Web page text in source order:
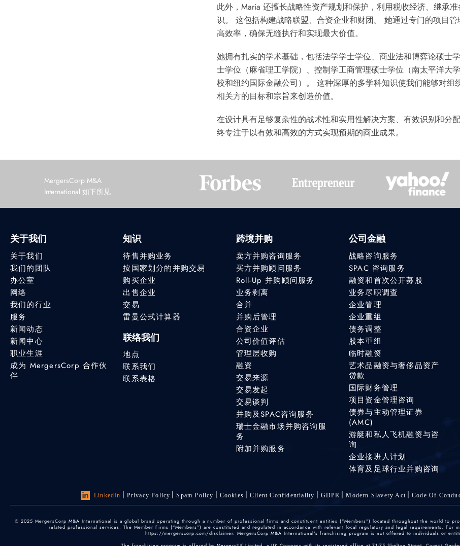
此外，Maria 还擅长战略性资产规划和保护，利用税收经济、继承
识。 这包括构建战略联盟、合资企业和财团。 她通过专门的项目
高效率，确保无缝执行和实现最大价值。
她拥有扎实的学术基础，包括法学学士学位、商业法和博弈论硕士
士学位（麻省理工学院）、控制学工商管理硕士学位（南太平洋大
校和纽约国际金融公司）。 这种深厚的多学科知识使我们能够对
相关方的目标和宗旨来创造价值。
在设计具有足够复杂性的战术性和实用性解决方案、有效识别和分
终专注于以有效和高效的方式实现预期的商业成果。
MergersCorp M&A
International 如下所见
关于我们
关于我们
我们的团队
办公室
网络
我们的行业
服务
新闻动态
新闻中心
职业生涯
成为 MergersCorp 合作伙
伴
知识
待售并购业务
按国家划分的并购交易
购买企业
出售企业
交易
雷曼公式计算器
联络我们
地点
联系我们
联系表格
跨境并购
卖方并购咨询服务
买方并购顾问服务
Roll-Up 并购顾问服务
业务剥离
合并
并购后管理
合资企业
公司价值评估
管理层收购
融资
交易来源
交易发起
交易谈判
并购及SPAC咨询服务
瑞士金融市场并购咨询服
务
附加并购服务
公司金融
战略咨询服务
SPAC 咨询服务
融资和首次公开募股
业务尽职调查
企业管理
企业重组
债务调整
股本重组
临时融资
艺术品融资与奢侈品资产
贷款
国际财务管理
项目资金管理咨询
债券与主动管理证券
(AMC)
游艇和私人飞机融资与咨
询
企业接班人计划
体育及足球行业并购咨询
LinkedIn Privacy Policy Spam Policy Cookies Client Confidentiality GDPR Modern Slavery Act Code Of
© 2025 MergersCorp M&A International is a global brand operating through a number of professional firms and constituent entities (“Members”) located throughout the world to
related professional services. The Member Firms (“Members”) are constituted and regulated in accordance with relevant local regulatory and legal requirements.
https://mergerscorp.com/disclaimer. MergersCorp M&A International's franchising program is not offered to individuals or